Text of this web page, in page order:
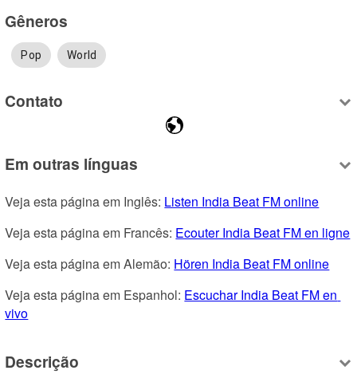
Gêneros
Pop World
Contato
Em outras línguas
Veja esta página em Inglês: Listen India Beat FM online
Veja esta página em Francês: Ecouter India Beat FM en ligne
Veja esta página em Alemão: Hören India Beat FM online
Veja esta página em Espanhol: Escuchar India Beat FM en
vivo
Descrição